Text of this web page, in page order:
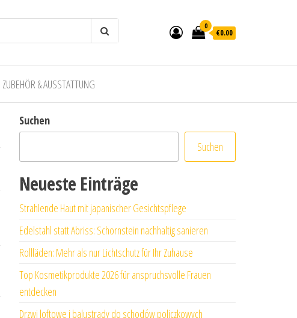
0
€0.00
ZUBEHÖR & AUSSTATTUNG
Suchen
Suchen
Neueste Einträge
Strahlende Haut mit japanischer Gesichtspflege
Edelstahl statt Abriss: Schornstein nachhaltig sanieren
Rollläden: Mehr als nur Lichtschutz für Ihr Zuhause
Top Kosmetikprodukte 2026 für anspruchsvolle Frauen
entdecken
Drzwi loftowe i balustrady do schodów policzkowych